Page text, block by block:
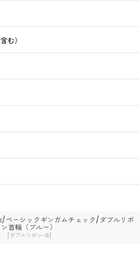
ーシックギンガムチェック/ダブルリボ
ン首輪（ブルー）
[ダブルリボン-6]
む）